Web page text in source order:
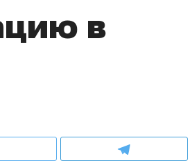
в
запросах мастеров